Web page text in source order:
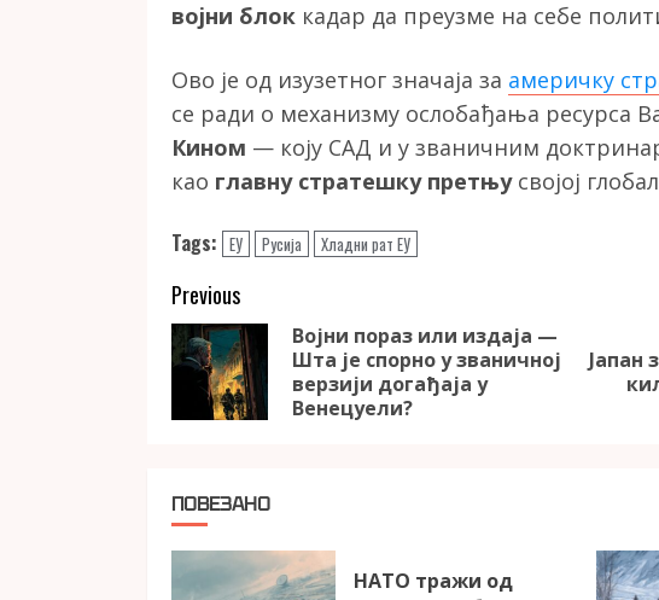
војни блок кадар да преузме на себе
Ово је од изузетног значаја за америчку
се ради о механизму ослобађања ресурса
Кином — коју САД и у званичним
као главну стратешку претњусвојој
Tags: ЕУ Русија Хладни рат ЕУ
Continue
Reading
Previous
Previous
Војни пораз или издаја —
Шта је спорно у званичној
верзији догађаја у
Венецуели?
Next
post:
Јапан
ПОВЕЗАНО
НАТО тражи од